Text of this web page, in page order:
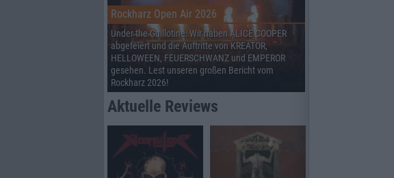
Rockharz Open Air 2026
Under the Guillotine: Wir haben ALICE COOPER
abgefeiert und die Auftritte von KREATOR,
HELLOWEEN, FEUERSCHWANZ und EMPEROR
gesehen. Lest unseren großen Bericht vom
Rockharz 2026!
Aktuelle Reviews